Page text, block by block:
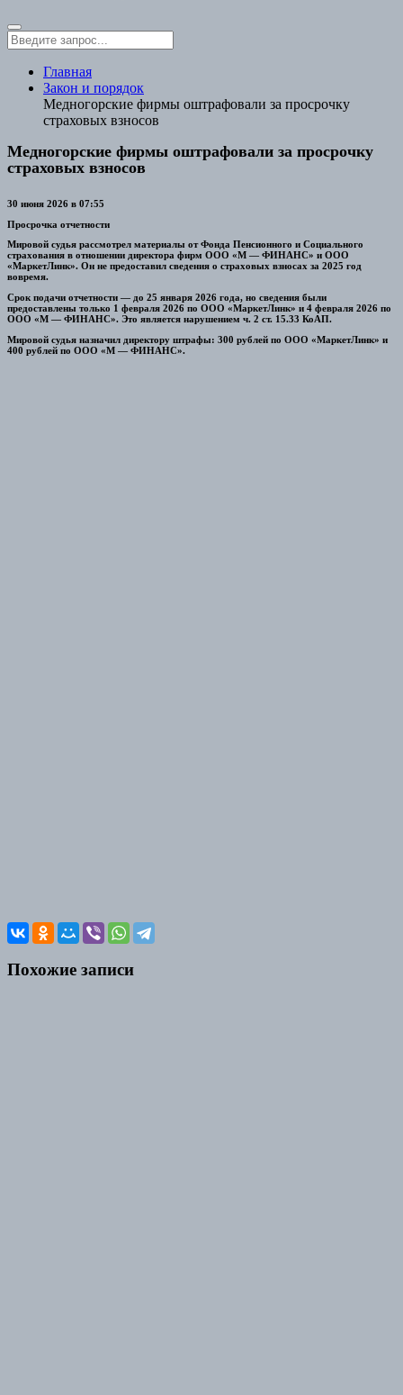
Главная
Закон и порядок
Медногорские фирмы оштрафовали за просрочку
страховых взносов
Медногорские фирмы оштрафовали за просрочку
страховых взносов
30 июня 2026 в 07:55
Просрочка отчетности
Мировой судья рассмотрел материалы от Фонда Пенсионного и Социального
страхования в отношении директора фирм ООО «М — ФИНАНС» и ООО
«МаркетЛинк». Он не предоставил сведения о страховых взносах за 2025 год
вовремя.
Срок подачи отчетности — до 25 января 2026 года, но сведения были
предоставлены только 1 февраля 2026 по ООО «МаркетЛинк» и 4 февраля 2026 по
ООО «М — ФИНАНС». Это является нарушением ч. 2 ст. 15.33 КоАП.
Мировой судья назначил директору штрафы: 300 рублей по ООО «МаркетЛинк» и
400 рублей по ООО «М — ФИНАНС».
Похожие записи